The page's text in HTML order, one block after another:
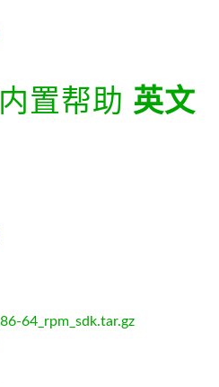
置帮助 英文
64_rpm_sdk.tar.gz